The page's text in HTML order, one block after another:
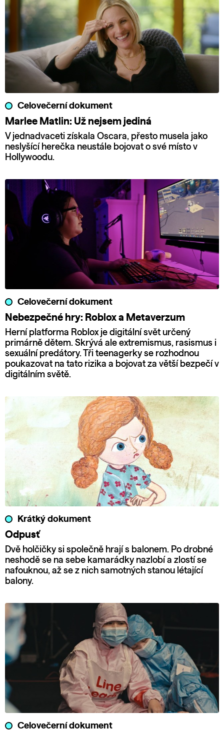
Celovečerní dokument
Marlee Matlin: Už nejsem jediná
V jednadvaceti získala Oscara, přesto musela jako
neslyšící herečka neustále bojovat o své místo v
Hollywoodu.
Celovečerní dokument
Nebezpečné hry: Roblox a Metaverzum
Herní platforma Roblox je digitální svět určený
primárně dětem. Skrývá ale extremismus, rasismus i
sexuální predátory. Tři teenagerky se rozhodnou
poukazovat na tato rizika a bojovat za větší bezpečí v
digitálním světě.
Krátký dokument
Odpusť
Dvě holčičky si společně hrají s balonem. Po drobné
neshodě se na sebe kamarádky nazlobí a zlostí se
nafouknou, až se z nich samotných stanou létající
balony.
Celovečerní dokument